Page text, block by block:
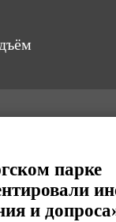
парке
и